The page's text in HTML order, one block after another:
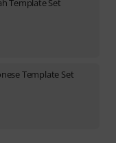
Template Set